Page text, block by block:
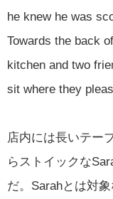
he knew he was
Towards the back
kitchen and two
sit where they
店内には長いテー
らストイックな
だ。Sarahとは対